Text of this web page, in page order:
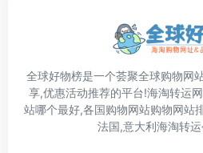
全球好物榜是一个荟聚全球购物网
享,优惠活动推荐的平台!海淘转运
站哪个最好,各国购物网站购物网站
法国,意大利海淘转